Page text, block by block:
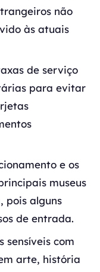
não
às atuais
de serviço
para evitar
e os
museus
pois alguns
de entrada.
sensíveis com
arte, história